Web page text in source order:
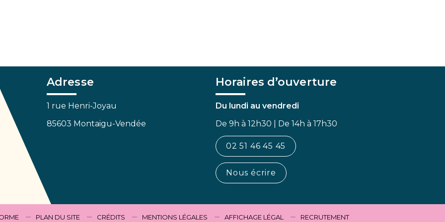
Adresse
1 rue Henri-Joyau
85603 Montaigu-Vendée
Horaires d’ouverture
Du lundi au vendredi
De 9h à 12h30 | De 14h à 17h30
02 51 46 45 45
Nous écrire
PLAN DU SITE CRÉDITS MENTIONS LÉGALES AFFICHAGE LÉGAL RECRUTEMENT